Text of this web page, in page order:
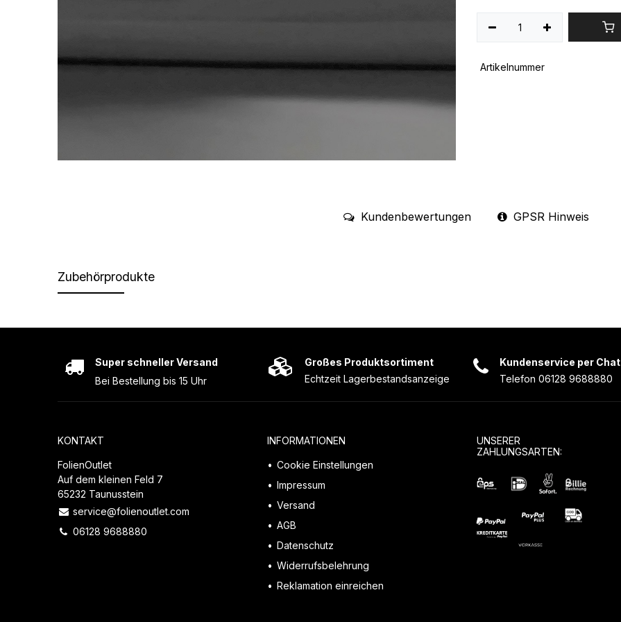
Artikelnummer
Kundenbewertungen GPSR Hinweis
Zubehörprodukte
Großes Produktsortiment
Echtzeit Lagerbestandsanzeige
Kundenservice per Chat
Telefon 06128 9688880
Super schneller Versand
Bei Bestellung bis 15 Uhr
KONTAKT
FolienOutlet
Auf dem kleinen Feld 7
65232 Taunusstein
service@folienoutlet.com
06128 9688880
INFORMATIONEN
Cookie Einstellungen
Impressum
Versand
AGB
Datenschutz
Widerrufsbelehrung
Reklamation einreichen
UNSERER
ZAHLUNGSARTEN: